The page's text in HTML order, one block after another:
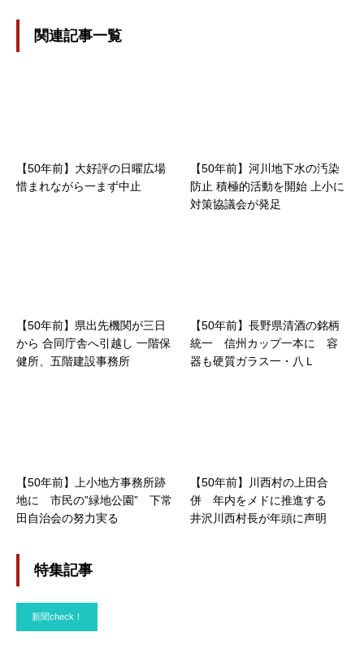
関連記事一覧
【50年前】大好評の日曜広場
惜まれながら一まず中止
【50年前】河川地下水の汚染
防止 積極的活動を開始 上小に
対策協議会が発足
【50年前】県出先機関が三日
から 合同庁舎へ引越し 一階保
健所、五階建設事務所
【50年前】長野県清酒の銘柄
統一 信州カップ一本に 容
器も硬質ガラス一・八Ｌ
【50年前】上小地方事務所跡
地に 市民の”緑地公園” 下常
田自治会の努力実る
【50年前】川西村の上田合
併 年内をメドに推進する
井沢川西村長が年頭に声明
特集記事
新聞check！